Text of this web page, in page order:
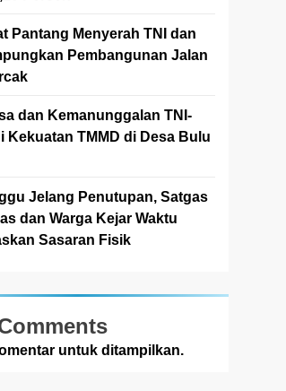
Pantang Menyerah TNI dan
Pembangunan Jalan
dan Kemanunggalan TNI-
Kekuatan TMMD di Desa Bulu
Jelang Penutupan, Satgas
dan Warga Kejar Waktu
Sasaran Fisik
untuk ditampilkan.